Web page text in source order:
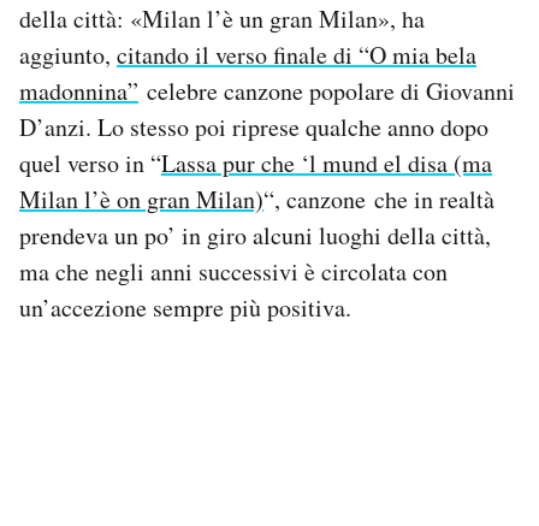
AREA PERSONALE
Area Personale
Newsletter
Notifiche mobile
Regala il Post
Hai bisogno di aiuto?
della città: «Milan l’è un gran Milan», ha
aggiunto, citando il verso finale di “O mia bela
madonnina” celebre canzone popolare di Giovanni
D’anzi. Lo stesso poi riprese qualche anno dopo
quel verso in “Lassa pur che ‘l mund el disa (ma
Milan l’è on gran Milan)“, canzone che in realtà
prendeva un po’ in giro alcuni luoghi della città,
ma che negli anni successivi è circolata con
un’accezione sempre più positiva.